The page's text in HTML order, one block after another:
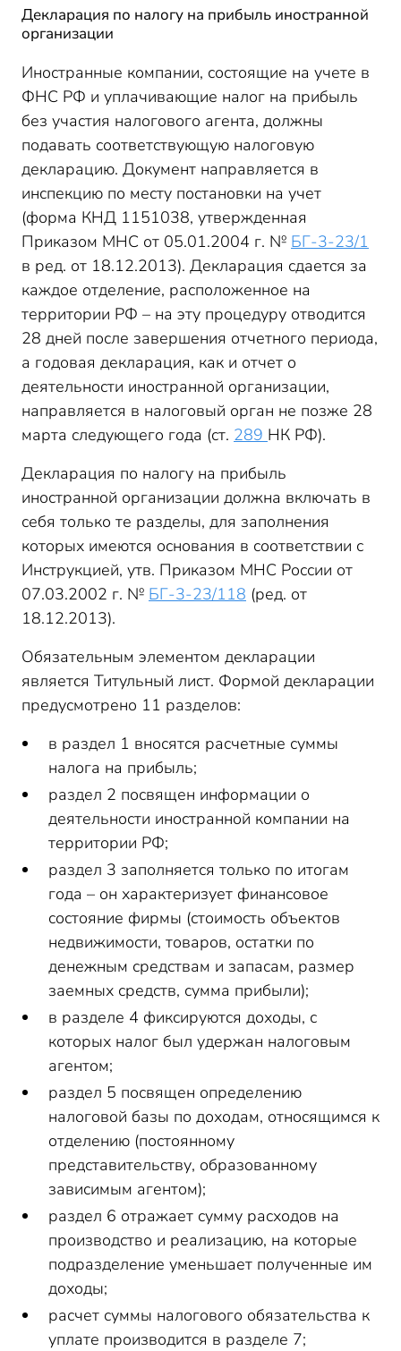
Декларация по налогу на прибыль иностранной
организации
Иностранные компании, состоящие на учете в
ФНС РФ и уплачивающие налог на прибыль
без участия налогового агента, должны
подавать соответствующую налоговую
декларацию. Документ направляется в
инспекцию по месту постановки на учет
(форма КНД 1151038, утвержденная
Приказом МНС от 05.01.2004 г. № БГ-3-23/1
в ред. от 18.12.2013). Декларация сдается за
каждое отделение, расположенное на
территории РФ – на эту процедуру отводится
28 дней после завершения отчетного периода,
а годовая декларация, как и отчет о
деятельности иностранной организации,
направляется в налоговый орган не позже 28
марта следующего года (ст. 289 НК РФ).
Декларация по налогу на прибыль
иностранной организации должна включать в
себя только те разделы, для заполнения
которых имеются основания в соответствии с
Инструкцией, утв. Приказом МНС России от
07.03.2002 г. № БГ-3-23/118 (ред. от
18.12.2013).
Обязательным элементом декларации
является Титульный лист. Формой декларации
предусмотрено 11 разделов:
в раздел 1 вносятся расчетные суммы
налога на прибыль;
раздел 2 посвящен информации о
деятельности иностранной компании на
территории РФ;
раздел 3 заполняется только по итогам
года – он характеризует финансовое
состояние фирмы (стоимость объектов
недвижимости, товаров, остатки по
денежным средствам и запасам, размер
заемных средств, сумма прибыли);
в разделе 4 фиксируются доходы, с
которых налог был удержан налоговым
агентом;
раздел 5 посвящен определению
налоговой базы по доходам, относящимся к
отделению (постоянному
представительству, образованному
зависимым агентом);
раздел 6 отражает сумму расходов на
производство и реализацию, на которые
подразделение уменьшает полученные им
доходы;
расчет суммы налогового обязательства к
уплате производится в разделе 7;